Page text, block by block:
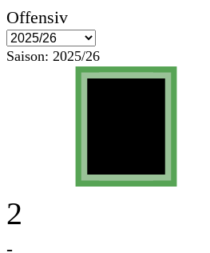
Offensiv
Saison: 2025/26
2
-